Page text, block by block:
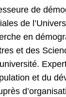
de
de
en
et des
et du